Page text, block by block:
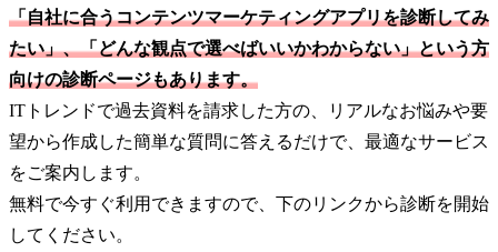
「自社に合うコンテンツマーケティングアプリを診断してみ
たい」、「どんな観点で選べばいいかわからない」という方
向けの診断ページもあります。
ITトレンドで過去資料を請求した方の、リアルなお悩みや要
望から作成した簡単な質問に答えるだけで、最適なサービス
をご案内します。
無料で今すぐ利用できますので、下のリンクから診断を開始
してください。